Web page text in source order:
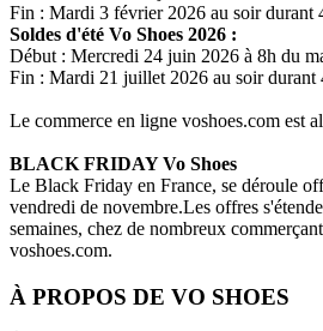
Fin : Mardi 3 février 2026 au soir durant
Soldes d'été Vo Shoes 2026 :
Début : Mercredi 24 juin 2026 à 8h du
Fin : Mardi 21 juillet 2026 au soir durant
Le commerce en ligne voshoes.com est
BLACK FRIDAYVo Shoes
Le Black Friday en France, se déroule
vendredi de novembre.Les offres
semaines, chez de nombreux
voshoes.com.
À PROPOS DE VO SHOES